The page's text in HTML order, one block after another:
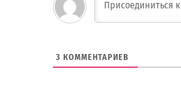
3 КОММЕНТАРИЕВ